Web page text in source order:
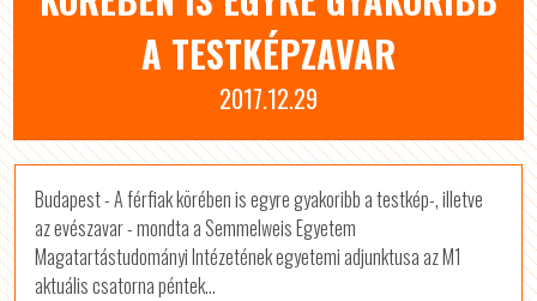
A TESTKÉPZAVAR
2017.12.29
Budapest - A férfiak körében is egyre gyakoribb a testkép-, illetve
az evészavar - mondta a Semmelweis Egyetem
Magatartástudományi Intézetének egyetemi adjunktusa az M1
aktuális csatorna péntek...